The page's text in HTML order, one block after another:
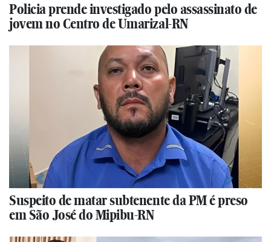
Policia prende investigado pelo assassinato de
jovem no Centro de Umarizal-RN
Suspeito de matar subtenente da PM é preso
em São José do Mipibu-RN